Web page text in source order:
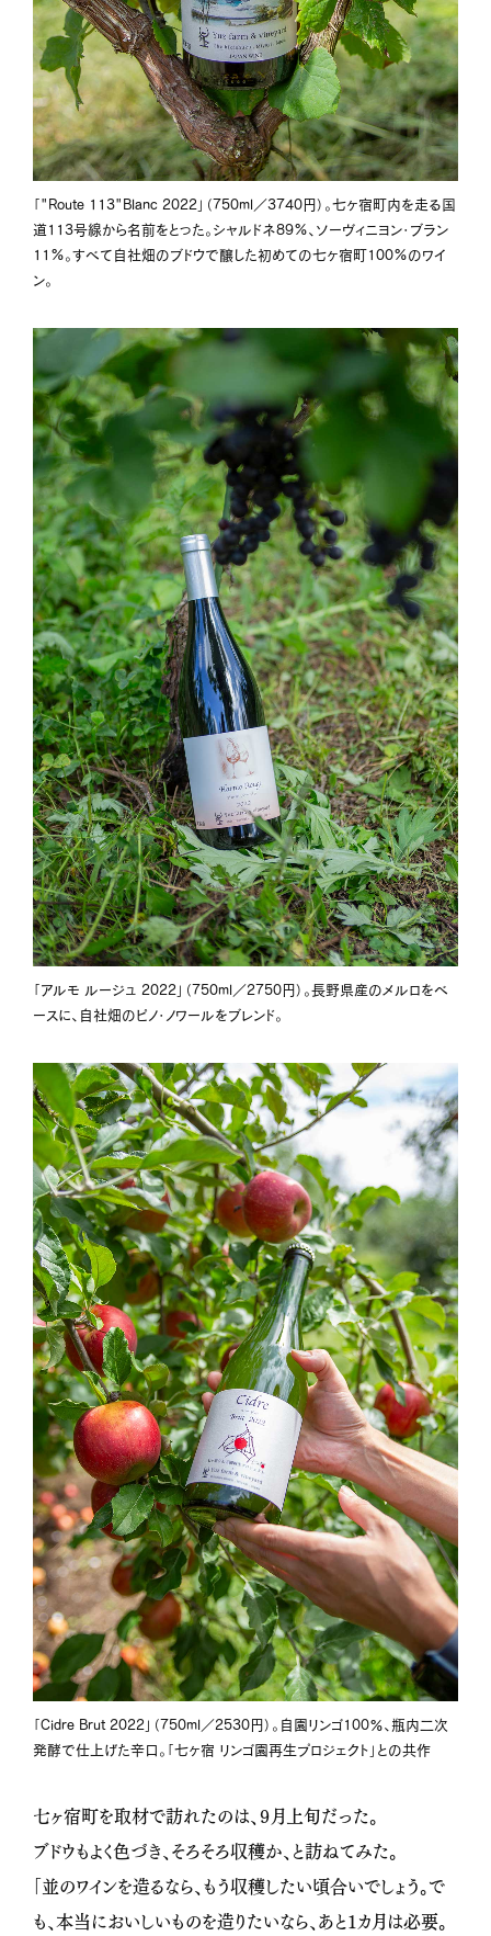
「"Route 113"Blanc 2022」（750ml／3740円）。七ヶ宿町内を走る国
道113号線から名前をとった。シャルドネ89%、ソーヴィニヨン・ブラン
11%。すべて自社畑のブドウで醸した初めての七ヶ宿町100%のワイ
ン。
「アルモ ルージュ 2022」（750ml／2750円）。長野県産のメルロをベ
ースに、自社畑のピノ・ノワールをブレンド。
「Cidre Brut 2022」（750ml／2530円）。自園リンゴ100％、瓶内二次
発酵で仕上げた辛口。「七ヶ宿 リンゴ園再生プロジェクト」との共作
七ヶ宿町を取材で訪れたのは、９月上旬だった。
ブドウもよく色づき、そろそろ収穫か、と訪ねてみた。
「並のワインを造るなら、もう収穫したい頃合いでしょう。で
も、本当においしいものを造りたいなら、あと１カ月は必要。